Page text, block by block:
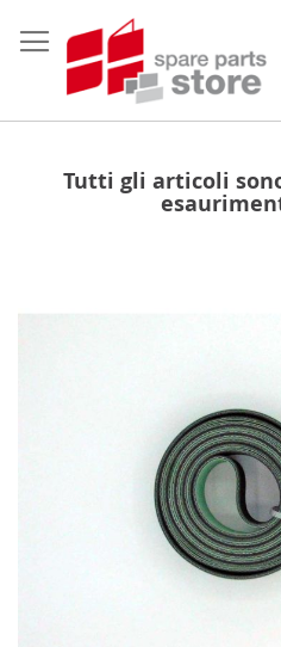
al
contenuto
Tutti gli articoli
fine